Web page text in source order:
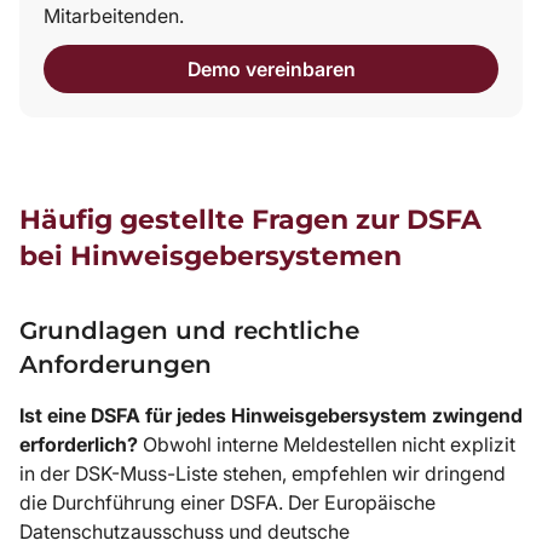
Mitarbeitenden.
Demo vereinbaren
Häufig gestellte Fragen zur DSFA
bei Hinweisgebersystemen
Grundlagen und rechtliche
Anforderungen
Ist eine DSFA für jedes Hinweisgebersystem zwingend
erforderlich? Obwohl interne Meldestellen nicht explizit
in der DSK-Muss-Liste stehen, empfehlen wir dringend
die Durchführung einer DSFA. Der Europäische
Datenschutzausschuss und deutsche